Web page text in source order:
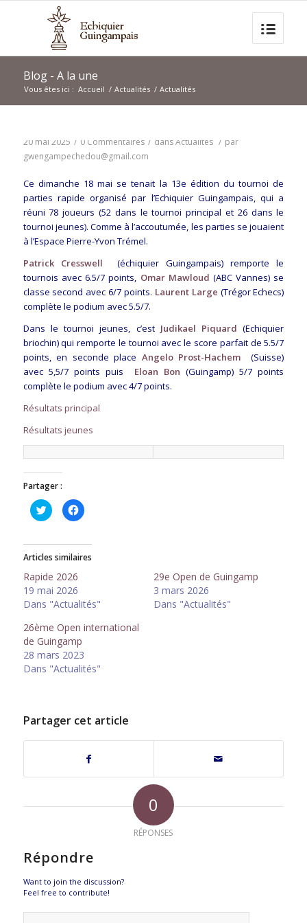
Blog - A la une
Vous êtes ici : Accueil / Actualités / Actualités
20 mai 2025 / 0 Commentaires / dansActualités / par
gwengampechedou@gmail.com
Ce dimanche 18 mai se tenait la 13e édition du tournoi de
parties rapide organisé par l’Echiquier Guingampais, qui a
réuni 78 joueurs (52 dans le tournoi principal et 26 dans le
tournoi jeunes). Comme à l’accoutumée, les parties se jouaient
à l’Espace Pierre-Yvon Trémel.
Patrick Cresswell (échiquier Guingampais) remporte le
tournois avec 6.5/7 points, Omar Mawloud (ABC Vannes) se
classe second avec 6/7 points. Laurent Large (Trégor Echecs)
complète le podium avec 5.5/7.
Dans le tournoi jeunes, c’est Judikael Piquard (Echiquier
briochin) qui remporte le tournoi avec le score parfait de 5.5/7
points, en seconde place Angelo Prost-Hachem (Suisse)
avec 5,5/7 points puis Eloan Bon (Guingamp) 5/7 points
complète le podium avec 4/7 points.
Résultats principal
Résultats jeunes
Partager :
Cliquez
pour
partager
une
fenêtre)
Cliquez
pour
une
Articles similaires
Rapide 2026
19 mai 2026
Dans "Actualités"
29e Open de Guingamp
3 mars 2026
Dans "Actualités"
26ème Open international
de Guingamp
28 mars 2023
Dans "Actualités"
Partager cet article
0
RÉPONSES
Répondre
Want to join the discussion?
Feel free to contribute!